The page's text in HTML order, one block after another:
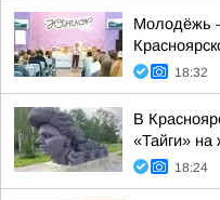
Молодёжь
18:32
В
«Тайги» на
18:24